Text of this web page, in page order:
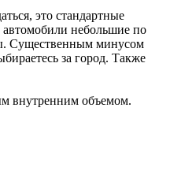
это стандартные
автомобили небольшие по
Существенным минусом
за город. Также
внутренним объемом.